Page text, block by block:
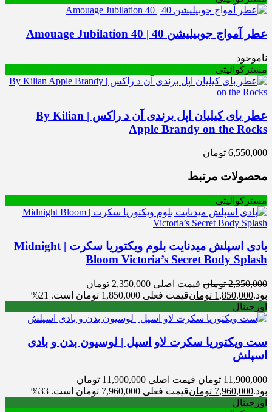
عطر آمواج جوبیلیشن 40 | Amouage Jubilation 40
ناموجود
مسترکوالیتی
عطر بای کیلیان اپل برندی آن د راکس | By Kilian
Apple Brandy on the Rocks
6,550,000 تومان
محصولات مرتبط
مسترکوالیتی
بادی اسپلش میدنایت بلوم ویکتوریا سکرت | Midnight
Bloom Victoria’s Secret Body Splash
2,350,000 تومان
قیمت اصلی 2,350,000 تومان
بود.1,850,000 تومانقیمت فعلی 1,850,000 تومان است.
21%
اورجینال
ست ویکتوریا سکرت لاو اسپل | لوسیون بدن و بادی
اسپلش
11,900,000 تومان
قیمت اصلی 11,900,000 تومان
بود.7,960,000 تومانقیمت فعلی 7,960,000 تومان است.
33%
اورجینال